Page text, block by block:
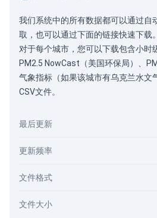
我们系统中的所有数据都可以通过自
取，也可以通过下面的链接快速下载。
对于每个城市，您可以下载包含小时
PM2.5 NowCast（美国环保局）、
气象指标（如果该城市有乌克兰水文
CSV文件。
最后更新
更新频率
文件格式
文件大小